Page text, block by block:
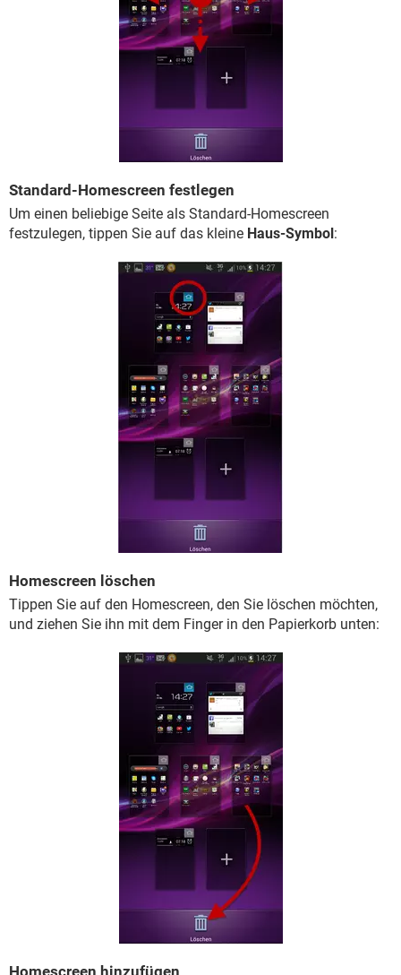
Standard-Homescreen festlegen
Um einen beliebige Seite als Standard-Homescreen
festzulegen, tippen Sie auf das kleine Haus-Symbol:
Homescreen löschen
Tippen Sie auf den Homescreen, den Sie löschen möchten,
und ziehen Sie ihn mit dem Finger in den Papierkorb unten:
Homescreen hinzufügen